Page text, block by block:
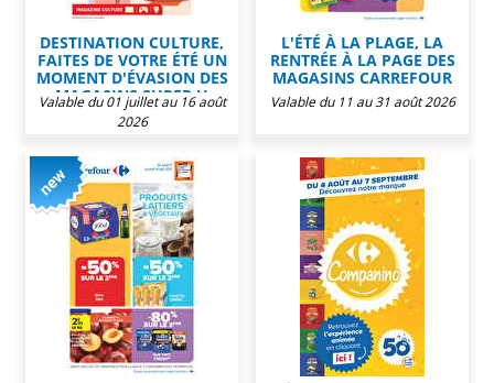
DESTINATION CULTURE,
FAITES DE VOTRE ÉTÉ UN
MOMENT D'ÉVASION DES
MAGASINS SUPER U
Valable du 01 juillet au 16 août
2026
L'ÉTÉ À LA PLAGE, LA
RENTRÉE À LA PAGE DES
MAGASINS CARREFOUR
Valable du 11 au 31 août 2026